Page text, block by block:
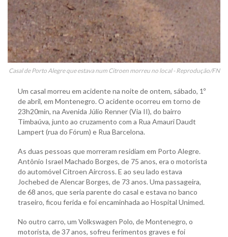
Casal de Porto Alegre que estava num Citroen morreu no local - Reprodução/FN
Um casal morreu em acidente na noite de ontem, sábado, 1º
de abril, em Montenegro. O acidente ocorreu em torno de
23h20min, na Avenida Júlio Renner (Via II), do bairro
Timbaúva, junto ao cruzamento com a Rua Amauri Daudt
Lampert (rua do Fórum) e Rua Barcelona.
As duas pessoas que morreram residiam em Porto Alegre.
Antônio Israel Machado Borges, de 75 anos, era o motorista
do automóvel Citroen Aircross. E ao seu lado estava
Jochebed de Alencar Borges, de 73 anos. Uma passageira,
de 68 anos, que seria parente do casal e estava no banco
traseiro, ficou ferida e foi encaminhada ao Hospital Unimed.
No outro carro, um Volkswagen Polo, de Montenegro, o
motorista, de 37 anos, sofreu ferimentos graves e foi